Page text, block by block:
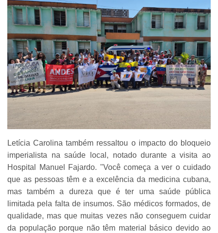
Letícia Carolina também ressaltou o impacto do bloqueio
imperialista na saúde local, notado durante a visita ao
Hospital Manuel Fajardo. "Você começa a ver o cuidado
que as pessoas têm e a excelência da medicina cubana,
mas também a dureza que é ter uma saúde pública
limitada pela falta de insumos. São médicos formados, de
qualidade, mas que muitas vezes não conseguem cuidar
da população porque não têm material básico devido ao